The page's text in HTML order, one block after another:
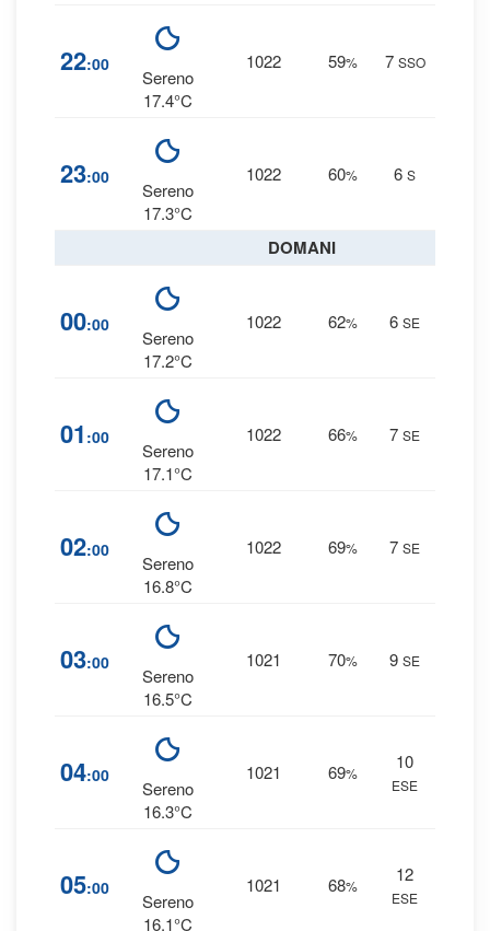
22:00
Sereno
17.4°C
1022 59% 7 SSO
23:00
Sereno
17.3°C
1022 60% 6 S
DOMANI
00:00
Sereno
17.2°C
1022 62% 6 SE
01 :00
Sereno
17.1°C
1022 66% 7 SE
02:00
Sereno
16.8°C
1022 69% 7 SE
03:00
Sereno
16.5°C
1021 70% 9 SE
04:00
Sereno
16.3°C
1021 69%
10
ESE
05:00
Sereno
16.1°C
1021 68%
12
ESE